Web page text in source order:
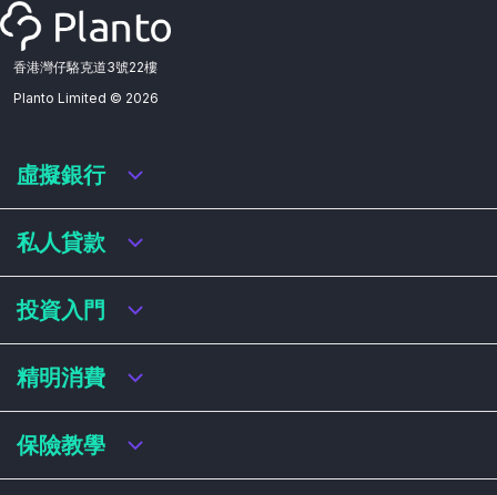
香港灣仔駱克道3號22樓
Planto Limited © 2026
虛擬銀行
虛擬銀行迎新優惠
虛擬銀行存款利率比較
虛擬銀行銀扣賬卡 / 信用卡
虛擬銀行貸款
私人貸款
私人貸款年利率比較
網上即批貸款
結餘轉戶
稅務貸款
財務公司貸款
投資入門
港股戶口收費及迎新優惠
基金平台比較
買加密貨幣教學
精明消費
網購信用卡
保險教學